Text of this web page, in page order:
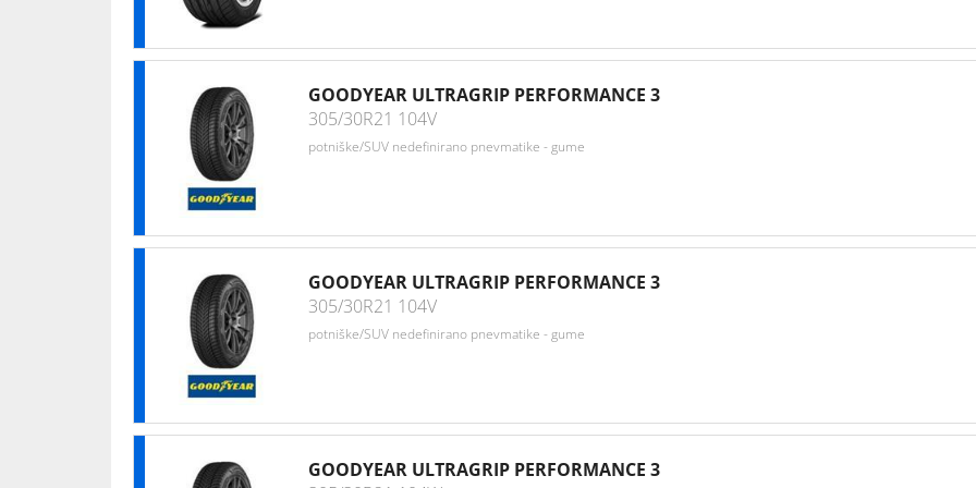
GOODYEAR ULTRAGRIP PERFORMANCE 3
305/30R21 104V
potniške/SUV nedefinirano pnevmatike - gume
GOODYEAR ULTRAGRIP PERFORMANCE 3
305/30R21 104V
potniške/SUV nedefinirano pnevmatike - gume
GOODYEAR ULTRAGRIP PERFORMANCE 3